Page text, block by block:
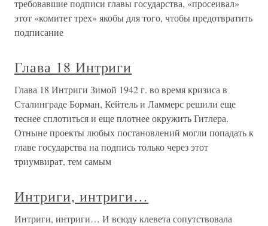
требовавшие подписи главы государства, «просеивал»
этот «комитет трех» якобы для того, чтобы предотвратить
подписание
Глава 18 Интриги
Глава 18 Интриги Зимой 1942 г. во время кризиса в
Сталинграде Борман, Кейтель и Ламмерс решили еще
теснее сплотиться и еще плотнее окружить Гитлера.
Отныне проекты любых постановлений могли попадать к
главе государства на подпись только через этот
триумвират, тем самым
Интриги, интриги…
Интриги, интриги… И всюду клевета сопутствовала